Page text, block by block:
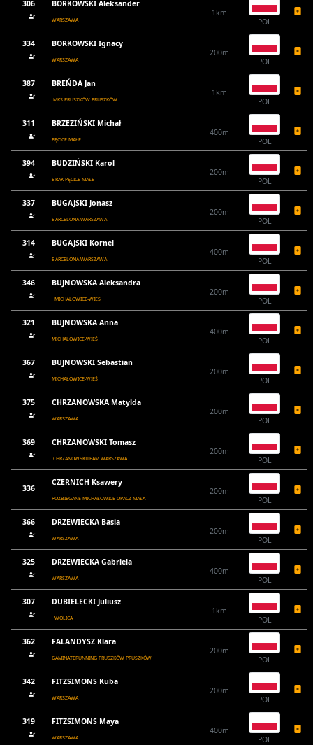
306 BORKOWSKI Aleksander
WARSZAWA
1km
POL
334 BORKOWSKI Ignacy
WARSZAWA
200m
POL
387 BREŃDA Jan
MKS PRUSZKÓW PRUSZKÓW
1km
POL
311 BRZEZIŃSKI Michał
PĘCICE MAŁE
400m
POL
394 BUDZIŃSKI Karol
BRAK PĘCICE MAŁE
200m
POL
337 BUGAJSKI Jonasz
BARCELONA WARSZAWA
200m
POL
314 BUGAJSKI Kornel
BARCELONA WARSZAWA
400m
POL
346 BUJNOWSKA Aleksandra
MICHAŁOWICE-WIEŚ
200m
POL
321 BUJNOWSKA Anna
MICHAŁOWICE-WIEŚ
400m
POL
367 BUJNOWSKI Sebastian
MICHAŁOWICE-WIEŚ
200m
POL
375 CHRZANOWSKA Matylda
WARSZAWA
200m
POL
369 CHRZANOWSKI Tomasz
CHRZANOWSKITEAM WARSZAWA
200m
POL
336
CZERNICH Ksawery
ROZBIEGANE MICHAŁOWICE OPACZ MAŁA
200m
POL
366 DRZEWIECKA Basia
WARSZAWA
200m
POL
325 DRZEWIECKA Gabriela
WARSZAWA
400m
POL
307 DUBIELECKI Juliusz
WOLICA
1km
POL
362 FALANDYSZ Klara
GAMINATERUNNING PRUSZKÓW PRUSZKÓW
200m
POL
342 FITZSIMONS Kuba
WARSZAWA
200m
POL
319 FITZSIMONS Maya
WARSZAWA
400m
POL